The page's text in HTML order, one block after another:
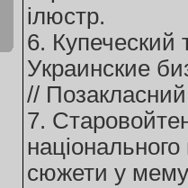
ілюстр.
6. Купеческий
Украинские
//
7.
сюжети у